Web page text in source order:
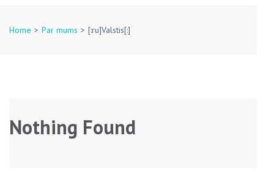
Home > Par mums > [:ru]Valstis[:]
Nothing Found